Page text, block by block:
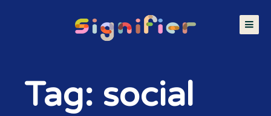
Tag: social